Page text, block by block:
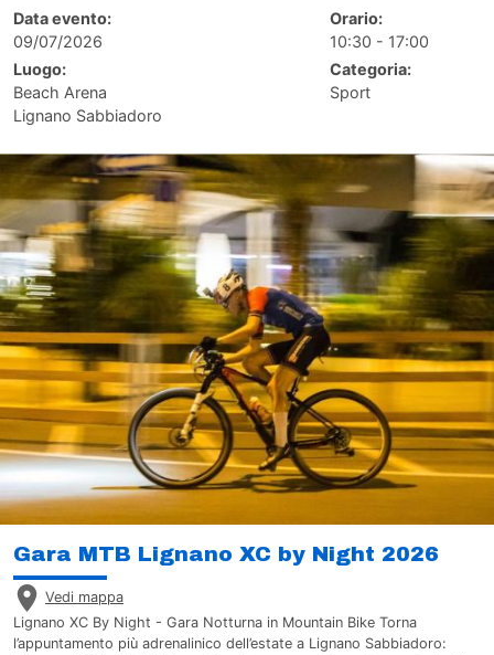
Data evento:
09/07/2026
Orario:
10:30 - 17:00
Luogo:
Beach Arena
Lignano Sabbiadoro
Categoria:
Sport
Gara MTB Lignano XC by Night 2026
Vedi mappa
Lignano XC By Night - Gara Notturna in Mountain Bike Torna
l’appuntamento più adrenalinico dell’estate a Lignano Sabbiadoro: